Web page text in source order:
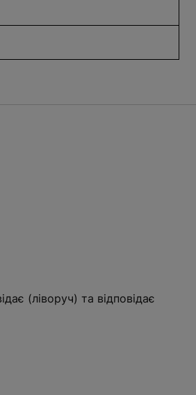
(ліворуч) та відповідає